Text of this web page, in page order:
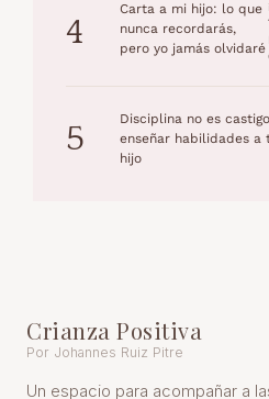
4
Carta a mi hijo: lo que
nunca recordarás,
pero yo jamás olvidaré
5
Disciplina no es
enseñar habilidades a
hijo
Crianza Positiva
Por Johannes Ruiz Pitre
Un espacio para acompañar a